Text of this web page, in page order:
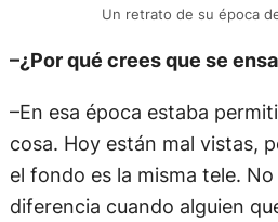
Un retrato de su época
–¿Por qué crees que se
–En esa época estaba
cosa. Hoy están mal vistas,
el fondo es la misma tele.
diferencia cuando alguien